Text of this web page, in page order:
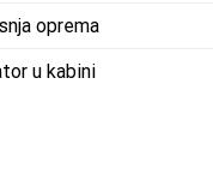
oprema
u kabini